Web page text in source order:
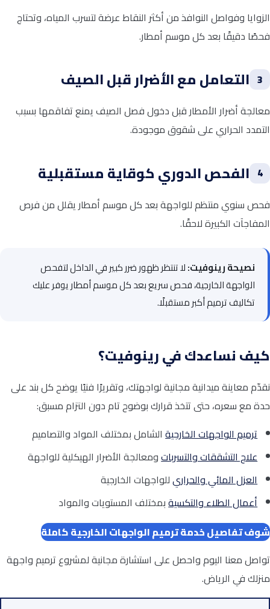
الزوايا وفواصل النوافذ من أكثر النقاط عرضة لتسرب المياه، وتحتاج
فحصًا دقيقًا بعد كل موسم أمطار.
3 التعامل مع الأضرار قبل الصيف
معالجة أضرار الأمطار قبل دخول فصل الصيف يمنع تفاقمها بسبب
التمدد الحراري على شقوق موجودة.
4 الفحص الدوري كوقاية مستقبلية
فحص سنوي منتظم للواجهة بعد كل موسم أمطار يقلل من فرص
المفاجآت الكبيرة لاحقًا.
نصيحة رينوفيت:لا تنتظر ظهور ضرر كبير في الداخل لتفحص
الواجهة الخارجية، فحص سريع بعد كل موسم أمطار يوفر عليك
تكاليف ترميم أكبر مستقبلًا.
كيف نساعدك في رينوفيت؟
نقدّم معاينة ميدانية مجانية لواجهتك، وتقريرًا فنيًا يوضح كل بند على
حدة مع سعره، حتى تتخذ قرارك بوضوح تام دون التزام مسبق:
ترميم الواجهات الخارجيةالشامل بمختلف المواد والتصاميم
علاج التشققات والتسرباتومعالجة الأضرار الهيكلية للواجهة
العزل المائي والحراريللواجهات الخارجية
أعمال الطلاء والتكسيةبمختلف المستويات والمواد
شوف تفاصيل خدمة ترميم الواجهات الخارجية كاملة
تواصل معنا اليوم واحصل على استشارة مجانية لمشروع ترميم واجهة
منزلك في الرياض.